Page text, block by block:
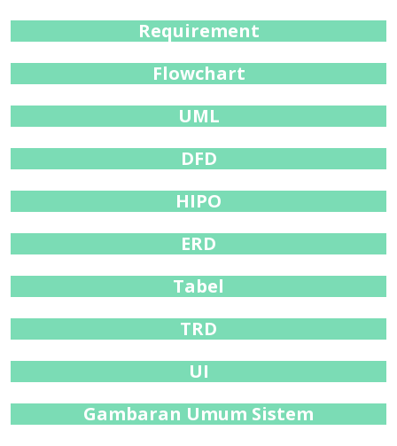
Requirement
Flowchart
UML
DFD
HIPO
ERD
Tabel
TRD
UI
Gambaran Umum Sistem